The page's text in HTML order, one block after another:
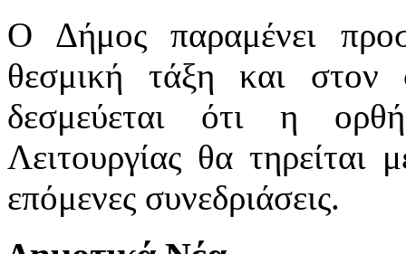
Ο Δήμος παραμένει
θεσμική τάξη και στον
δεσμεύεται ότι η
Λειτουργίας θα τηρείται
επόμενες συνεδριάσεις.